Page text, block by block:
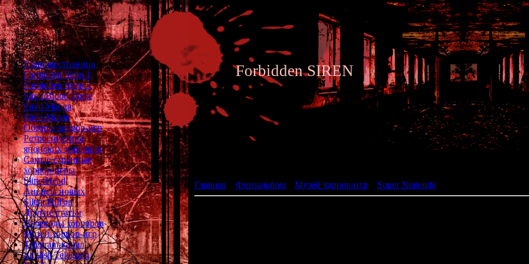
Главная страница
Forbidden Siren 1
Forbidden Siren 2
Siren Blood Curse
Siren Manga
Siren Movie
Обзоры хоррор-игр
Ретроспектива
японских хорроров
Самые странные
хоррор-игры
SlitterHead
Анонсы новых
Silent Hill'ов
Другие статьи
Переводы хорроров
Музей хоррор-игр
Telegram-канал
English Telegram
Forbidden SIREN
Главная Фотоальбом Музей хоррор-игр Super Nintendo